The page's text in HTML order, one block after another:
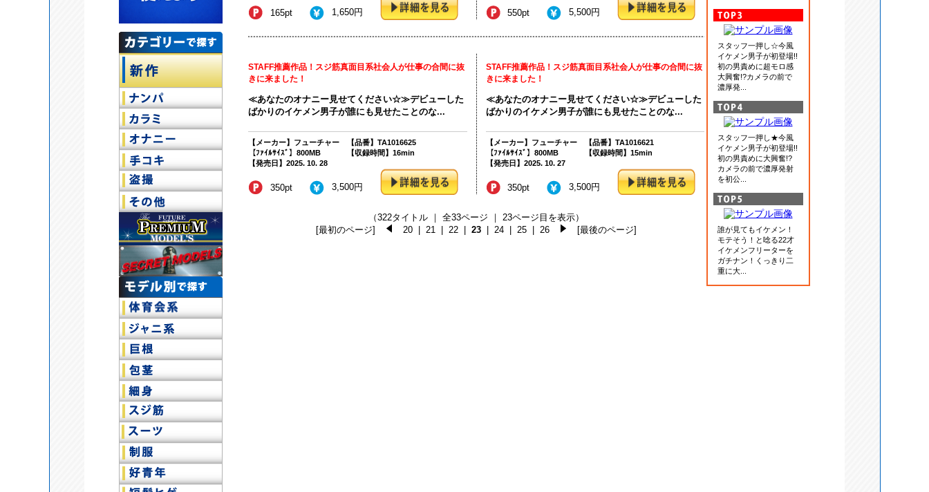
165pt 1,650円 550pt 5,500円
STAFF推薦作品！スジ筋真面目系社会人が仕事の合間に抜
きに来ました！
≪あなたのオナニー見せてください☆≫デビューした
ばかりのイケメン男子が誰にも見せたことのな...
【メーカー】フューチャー
【品番】TA1016625
【ﾌｧｲﾙｻｲｽﾞ】800MB
【収録時間】16min
【発売日】2025. 10. 28
350pt 3,500円
STAFF推薦作品！スジ筋真面目系社会人が仕事の合間に抜
きに来ました！
≪あなたのオナニー見せてください☆≫デビューした
ばかりのイケメン男子が誰にも見せたことのな...
【メーカー】フューチャー
【品番】TA1016621
【ﾌｧｲﾙｻｲｽﾞ】800MB
【収録時間】15min
【発売日】2025. 10. 27
350pt 3,500円
（322タイトル ｜ 全33ページ ｜ 23ページ目を表示）
[最初のページ]
20| 21| 22| 23| 24| 25| 26 [最後のページ]
スタッフ一押し☆今風
イケメン男子が初登場!!
初の男責めに超モロ感
大興奮!?カメラの前で
濃厚発...
スタッフ一押し★今風
イケメン男子が初登場!!
初の男責めに大興奮!?
カメラの前で濃厚発射
を初公...
誰が見てもイケメン！
モテそう！と唸る22才
イケメンフリーターを
ガチナン！くっきり二
重に大...